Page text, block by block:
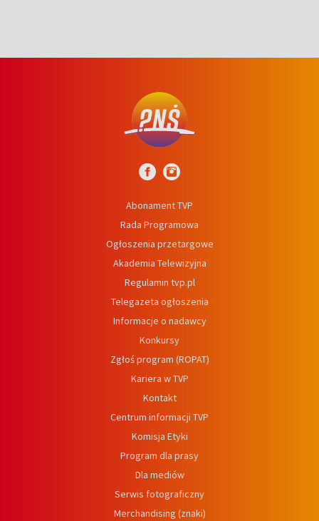
Abonament TVP
Rada Programowa
Ogłoszenia przetargowe
Akademia Telewizyjna
Regulamin tvp.pl
Telegazeta ogłoszenia
Informacje o nadawcy
Konkursy
Zgłoś program (ROPAT)
Kariera w TVP
Kontakt
Centrum informacji TVP
Komisja Etyki
Program dla prasy
Dla mediów
Serwis fotograficzny
Merchandising (znaki)